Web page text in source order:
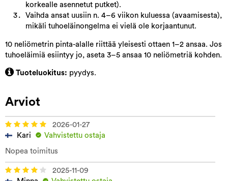
korkealle asennetut putket).
Vaihda ansat uusiin n. 4–6 viikon kuluessa (avaamisesta),
mikäli tuhoeläinongelma ei vielä ole korjaantunut.
10 neliömetrin pinta-alalle riittää yleisesti ottaen 1–2 ansaa. Jos
tuhoeläimiä esiintyy jo, aseta 3–5 ansaa 10 neliömetriä kohden.
Tuoteluokitus: pyydys.
Arviot
2026-01-27
Kari
Vahvistettu ostaja
Nopea toimitus
2025-11-09